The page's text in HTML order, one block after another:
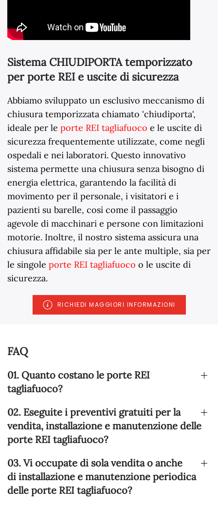
Sistema CHIUDIPORTA temporizzato
per porte REI e uscite di sicurezza
Abbiamo sviluppato un esclusivo meccanismo di
chiusura temporizzata chiamato 'chiudiporta',
ideale per le porte REI tagliafuoco e le uscite di
sicurezza frequentemente utilizzate, come negli
ospedali e nei laboratori. Questo innovativo
sistema permette una chiusura senza bisogno di
energia elettrica, garantendo la facilità di
movimento per il personale, i visitatori e i
pazienti su barelle, così come il passaggio
agevole di macchinari e persone con limitazioni
motorie. Inoltre, il nostro sistema assicura una
chiusura affidabile sia per le ante multiple, sia per
le singole porte REI tagliafuoco o le uscite di
sicurezza.
RICHIEDI MAGGIORI INFORMAZIONI
FAQ
01. Quanto costano le porte REI
tagliafuoco?
02. Eseguite i preventivi gratuiti per la
vendita, installazione e manutenzione delle
porte REI tagliafuoco?
03. Vi occupate di sola vendita o anche
di installazione e manutenzione periodica
delle porte REI tagliafuoco?